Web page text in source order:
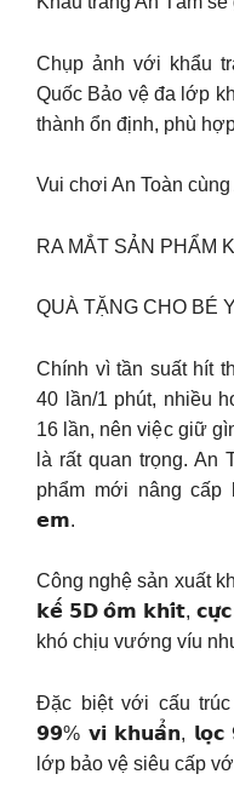
Chụp ảnh với khẩu
Quốc Bảo vệ đa lớp
thành ổn định, phù
Vui chơi An Toàn
RA MẮT SẢN PHẨM
QUÀ TẶNG CHO BÉ
Chính vì tần suất hít
40 lần/1 phút, nhiều
16 lần, nên việc giữ
là rất quan trọng. An
phẩm mới nâng
𝗲𝗺.
Công nghệ sản xuất
𝗸𝗲̂́ 𝟱𝗗 𝗼̂𝗺 𝗸𝗵𝗶́𝘁, 𝗰𝘂̛̣𝗰
khó chịu vướng víu
Đặc biệt với cấu
𝟵𝟵% 𝘃𝗶 𝗸𝗵𝘂𝗮̂̉𝗻,
lớp bảo vệ siêu cấp